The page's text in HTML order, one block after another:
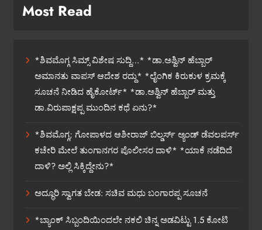
Most Read
*ಶಿವಮೊಗ್ಗ ಸಿಮ್ಸ್ ವಿಶೇಷ ಸುದ್ದಿ…* *ಡಾ.ಅಶ್ವಿನ್ ಹೆಬ್ಬಾರ್
ಅಮಾನತು ವಾಪಸ್ ಆದೇಶ ರದ್ದು* *ಲೈಂಗಿಕ ಕಿರುಕುಳ ಕ್ರಮಕ್ಕೆ
ಸೂಚನೆ ನೀಡಿದ ಹೈಕೋರ್ಟ್* *ಡಾ.ಅಶ್ವಿನ್ ಹೆಬ್ಬಾರ್ ಮತ್ತು
ಡಾ.ವಿರುಪಾಕ್ಷಪ್ಪ ಮುಂದಿನ ಕಥೆ ಏನು?*
*ಶಿವಮೊಗ್ಗ; ಗೋಪಾಳದ ಆಶೀರಾಜ್ ಬಿಲ್ಡರ್ಸ್ ಅ್ಯಂಡ್ ಡೆವಲಪರ್ಸ್
ಕಚೇರಿ ಮೇಲೆ ತುಂಗಾನಗರ ಪೊಲೀಸರ ದಾಳಿ* *ಯಾಕೆ ನಡೆದಿದೆ
ದಾಳಿ? ಅಲ್ಲಿ ಸಿಕ್ಕಿದ್ದೇನು?*
ಅದ್ಧೂರಿ ಸ್ವಾಗತ ಬೇಡ: ಸಚಿವ ಮಧು ಬಂಗಾರಪ್ಪ ಸೂಚನೆ
*ಬ್ಯಾಂಕ್ ಸಿಬ್ಬಂದಿಯಿಂದಲೇ ನಕಲಿ ಚಿನ್ನ ಅಡವಿಟ್ಟು 1.5 ಕೋಟಿ